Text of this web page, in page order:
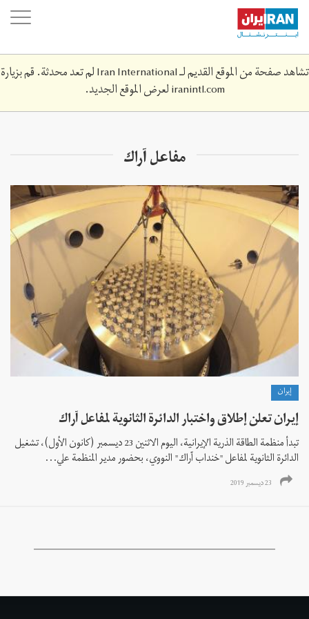
Skip
main
content
تشاهد صفحة من الموقع القديم لـ Iran International لم تعد محدثة. قم بزيارة
iranintl.comلعرض الموقع الجديد.
مفاعل آراك
إيران
إیران تعلن إطلاق واختبار الدائرة الثانوية لمفاعل آراك
تبدأ منظمة الطاقة الذرية الإيرانية، اليوم الاثنين 23 دیسمبر (کانون الأول)، تشغيل
الدائرة الثانوية لمفاعل "خنداب آراك" النووي، بحضور مدير المنظمة علي...
23 ديسمبر 2019